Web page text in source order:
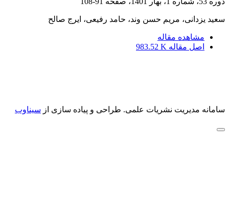
سعید یزدانی، مریم حسن وند، حامد رفیعی، ایرج صالح
مشاهده مقاله
اصل مقاله 983.52 K
سامانه مدیریت نشریات علمی. طراحی و پیاده سازی از سیناوب